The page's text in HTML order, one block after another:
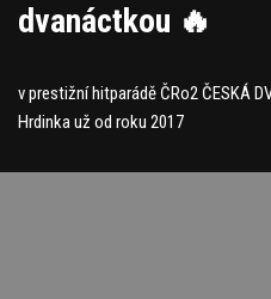
dvanáctkou 🔥
v prestižní hitparádě ČRo2 ČESKÁ
Hrdinka už od roku 2017